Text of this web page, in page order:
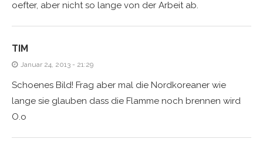
oefter, aber nicht so lange von der Arbeit ab.
TIM
Januar 24, 2013 - 21:29
Schoenes Bild! Frag aber mal die Nordkoreaner wie
lange sie glauben dass die Flamme noch brennen wird
O.o